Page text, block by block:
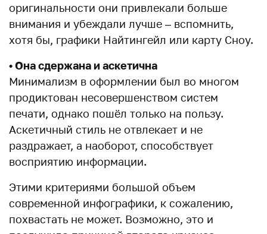
оригинальности они привлекали больше
внимания и убеждали лучше – вспомнить,
хотя бы, графики Найтингейл или карту Сноу.
• Она сдержана и аскетична
Минимализм в оформлении был во многом
продиктован несовершенством систем
печати, однако пошёл только на пользу.
Аскетичный стиль не отвлекает и не
раздражает, а наоборот, способствует
восприятию информации.
Этими критериями большой объем
современной инфографики, к сожалению,
похвастать не может. Возможно, это и